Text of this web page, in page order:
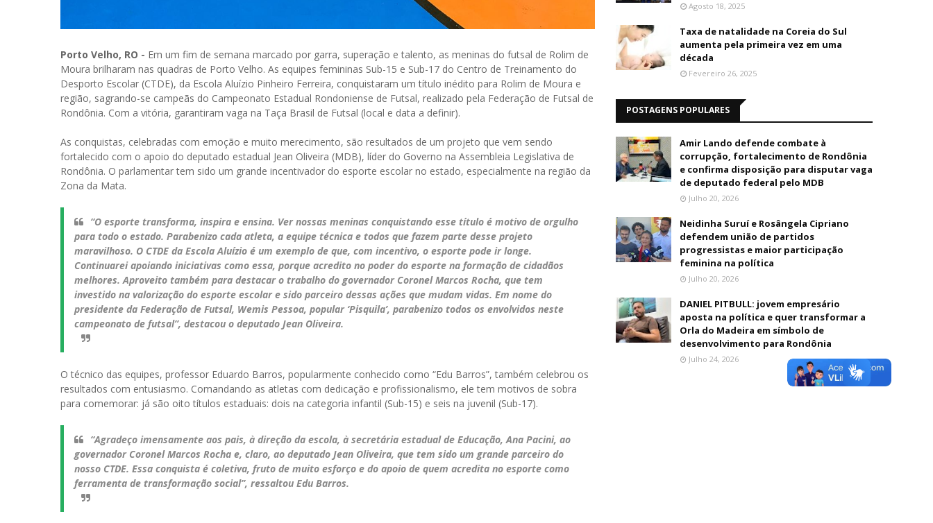
Porto Velho, RO - Em um fim de semana marcado por garra, superação e talento, as meninas do futsal de Rolim de
Moura brilharam nas quadras de Porto Velho. As equipes femininas Sub-15 e Sub-17 do Centro de Treinamento do
Desporto Escolar (CTDE), da Escola Aluízio Pinheiro Ferreira, conquistaram um título inédito para Rolim de Moura e
região, sagrando-se campeãs do Campeonato Estadual Rondoniense de Futsal, realizado pela Federação de Futsal de
Rondônia. Com a vitória, garantiram vaga na Taça Brasil de Futsal (local e data a definir).
As conquistas, celebradas com emoção e muito merecimento, são resultados de um projeto que vem sendo
fortalecido com o apoio do deputado estadual Jean Oliveira (MDB), líder do Governo na Assembleia Legislativa de
Rondônia. O parlamentar tem sido um grande incentivador do esporte escolar no estado, especialmente na região da
Zona da Mata.
“O esporte transforma, inspira e ensina. Ver nossas meninas conquistando esse título é motivo de orgulho
para todo o estado. Parabenizo cada atleta, a equipe técnica e todos que fazem parte desse projeto
maravilhoso. O CTDE da Escola Aluízio é um exemplo de que, com incentivo, o esporte pode ir longe.
Continuarei apoiando iniciativas como essa, porque acredito no poder do esporte na formação de cidadãos
melhores. Aproveito também para destacar o trabalho do governador Coronel Marcos Rocha, que tem
investido na valorização do esporte escolar e sido parceiro dessas ações que mudam vidas. Em nome do
presidente da Federação de Futsal, Wemis Pessoa, popular ‘Pisquila’, parabenizo todos os envolvidos neste
campeonato de futsal”, destacou o deputado Jean Oliveira.
O técnico das equipes, professor Eduardo Barros, popularmente conhecido como “Edu Barros”, também celebrou os
resultados com entusiasmo. Comandando as atletas com dedicação e profissionalismo, ele tem motivos de sobra
para comemorar: já são oito títulos estaduais: dois na categoria infantil (Sub-15) e seis na juvenil (Sub-17).
“Agradeço imensamente aos pais, à direção da escola, à secretária estadual de Educação, Ana Pacini, ao
governador Coronel Marcos Rocha e, claro, ao deputado Jean Oliveira, que tem sido um grande parceiro do
nosso CTDE. Essa conquista é coletiva, fruto de muito esforço e do apoio de quem acredita no esporte como
ferramenta de transformação social”, ressaltou Edu Barros.
Agosto 18, 2025
Taxa de natalidade na Coreia do Sul
aumenta pela primeira vez em uma
década
Fevereiro 26, 2025
POSTAGENS POPULARES
Amir Lando defende combate à
corrupção, fortalecimento de Rondônia
e confirma disposição para disputar vaga
de deputado federal pelo MDB
Julho 20, 2026
Neidinha Suruí e Rosângela Cipriano
defendem união de partidos
progressistas e maior participação
feminina na política
Julho 20, 2026
DANIEL PITBULL: jovem empresário
aposta na política e quer transformar a
Orla do Madeira em símbolo de
desenvolvimento para Rondônia
Julho 24, 2026